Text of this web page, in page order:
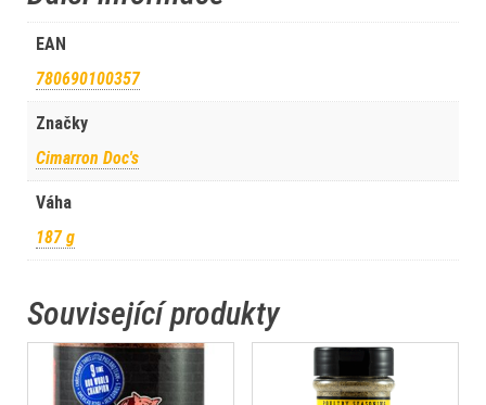
EAN
780690100357
Značky
Cimarron Doc's
Váha
187 g
Související produkty